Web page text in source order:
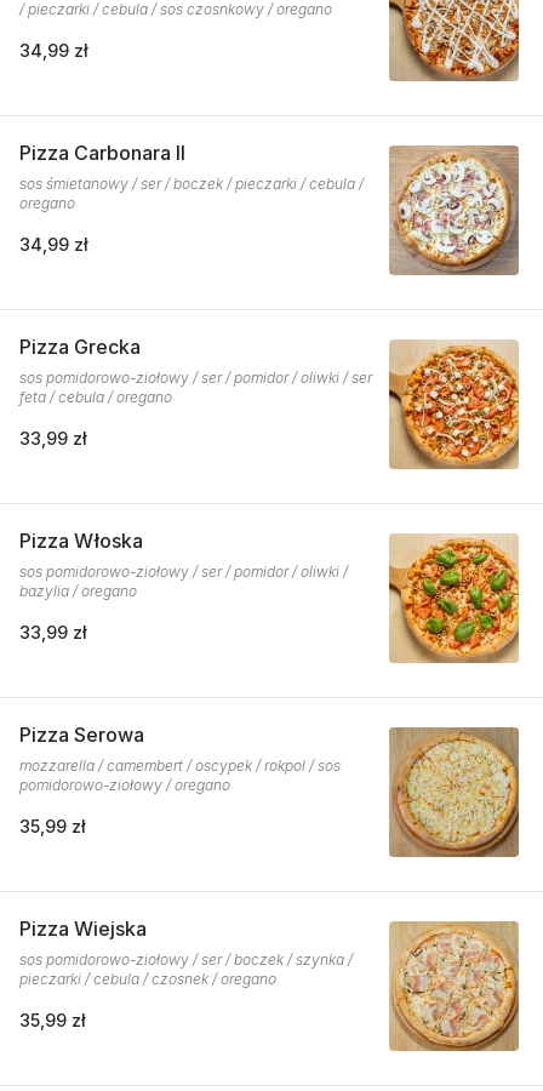
/ pieczarki / cebula / sos czosnkowy / oregano
34,99 zł
Pizza Carbonara II
sos śmietanowy / ser / boczek / pieczarki / cebula /
oregano
34,99 zł
Pizza Grecka
sos pomidorowo-ziołowy / ser / pomidor / oliwki / ser
feta / cebula / oregano
33,99 zł
Pizza Włoska
sos pomidorowo-ziołowy / ser / pomidor / oliwki /
bazylia / oregano
33,99 zł
Pizza Serowa
mozzarella / camembert / oscypek / rokpol / sos
pomidorowo-ziołowy / oregano
35,99 zł
Pizza Wiejska
sos pomidorowo-ziołowy / ser / boczek / szynka /
pieczarki / cebula / czosnek / oregano
35,99 zł